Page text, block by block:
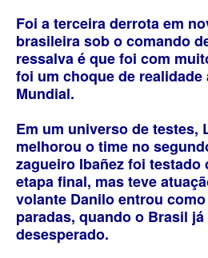
Foi a terceira derrota em
brasileira sob o comando
ressalva é que foi com
foi um choque de realidade
Mundial.
Em um universo de testes,
melhorou o time no
zagueiro Ibañez foi testado
etapa final, mas teve
volante Danilo entrou
paradas, quando o Brasil
desesperado.